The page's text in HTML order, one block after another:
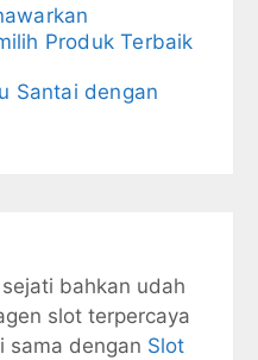
Produk Terbaik
Santai dengan
bahkan udah
slot terpercaya
sama dengan Slot